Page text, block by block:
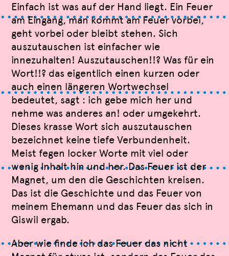
Einfach ist was auf der Hand liegt. Ein Feuer
am Eingang, man kommt am Feuer vorbei,
geht vorbei oder bleibt stehen. Sich
auszutauschen ist einfacher wie
innezuhalten! Auszutauschen!!? Was für ein
Wort!!? das eigentlich einen kurzen oder
auch einen längeren Wortwechsel
bedeutet, sagt : ich gebe mich her und
nehme was anderes an! oder umgekehrt.
Dieses krasse Wort sich auszutauschen
bezeichnet keine tiefe Verbundenheit.
Meist fegen locker Worte mit viel oder
wenig Inhalt hin und her. Das Feuer ist der
Magnet, um den die Geschichten kreisen.
Das ist die Geschichte und das Feuer von
meinem Ehemann und das Feuer das sich in
Giswil ergab.
Aber wie finde ich das Feuer das nicht